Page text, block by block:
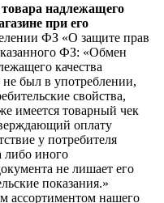
товара надлежащего
при его
ФЗ «О защите прав
ФЗ: «Обмен
качества
не был в употреблении,
свойства,
имеется товарный чек
оплату
у потребителя
либо иного
не лишает его
показания.»
ассортиментом нашего